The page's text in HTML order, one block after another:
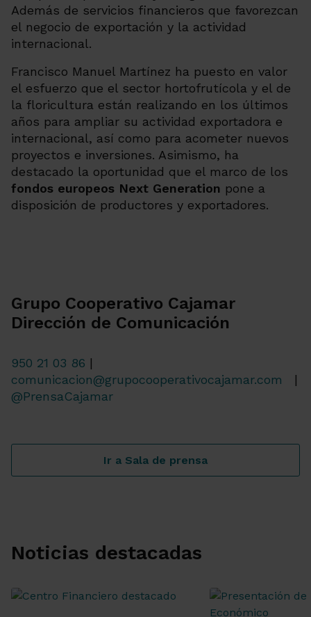
Además de servicios financieros que favorezcan
el negocio de exportación y la actividad
internacional.
Francisco Manuel Martínez ha puesto en valor
el esfuerzo que el sector hortofrutícola y el de
la floricultura están realizando en los últimos
años para ampliar su actividad exportadora e
internacional, así como para acometer nuevos
proyectos e inversiones. Asimismo, ha
destacado la oportunidad que el marco de los
fondos europeos Next Generation pone a
disposición de productores y exportadores.
Grupo Cooperativo Cajamar
Dirección de Comunicación
950 21 03 86 |
comunicacion@grupocooperativocajamar.com |
@PrensaCajamar
Ir a Sala de prensa
Noticias destacadas